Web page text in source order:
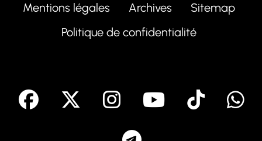
Mentions légales Archives
Sitemap
Politique de confidentialité
facebook Instagram
Youtube
Tik